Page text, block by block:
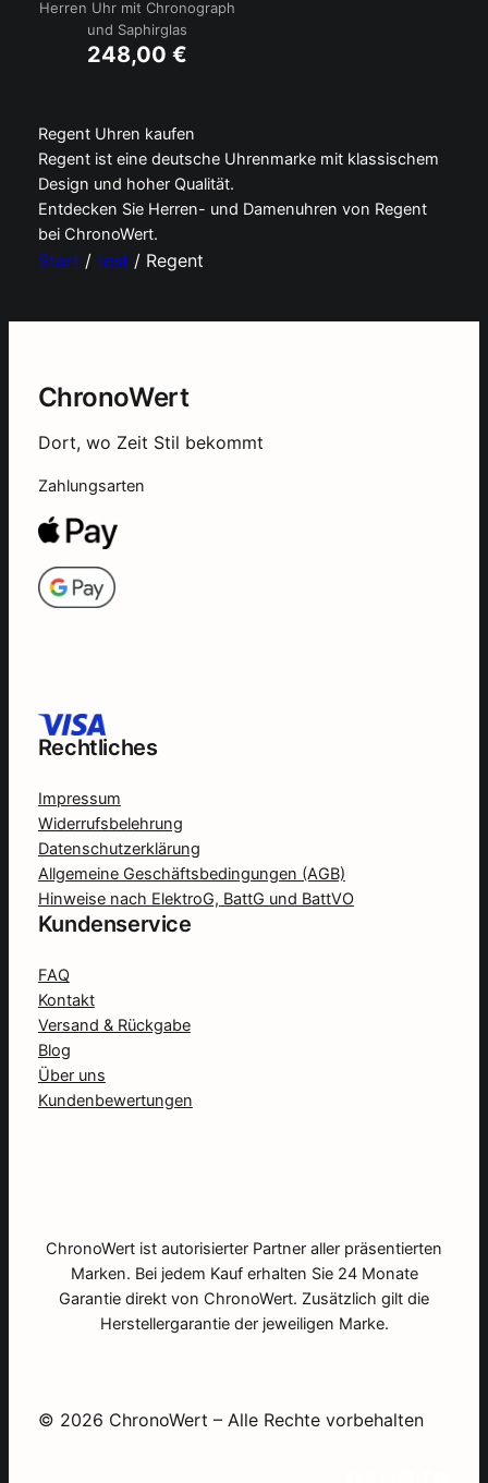
Herren Uhr mit Chronograph
und Saphirglas
248,00 €
Regent Uhren kaufen
Regent ist eine deutsche Uhrenmarke mit klassischem
Design und hoher Qualität.
Entdecken Sie Herren- und Damenuhren von Regent
bei ChronoWert.
Start / test / Regent
ChronoWert
Dort, wo Zeit Stil bekommt
Zahlungsarten
Rechtliches
Impressum
Widerrufsbelehrung
Datenschutzerklärung
Allgemeine Geschäftsbedingungen (AGB)
Hinweise nach ElektroG, BattG und BattVO
Kundenservice
FAQ
Kontakt
Versand & Rückgabe
Blog
Über uns
Kundenbewertungen
ChronoWert ist autorisierter Partner aller präsentierten
Marken. Bei jedem Kauf erhalten Sie 24 Monate
Garantie direkt von ChronoWert. Zusätzlich gilt die
Herstellergarantie der jeweiligen Marke.
© 2026 ChronoWert – Alle Rechte vorbehalten